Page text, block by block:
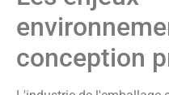
conception